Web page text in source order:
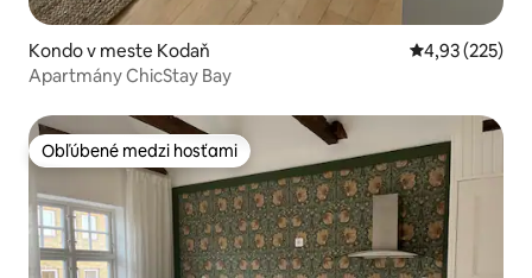
Kondo v meste Kodaň Priemerné
4,93 (225)
Apartmány ChicStay Bay
Obľúbené medzi hosťami
Obľúbené medzi hosťami